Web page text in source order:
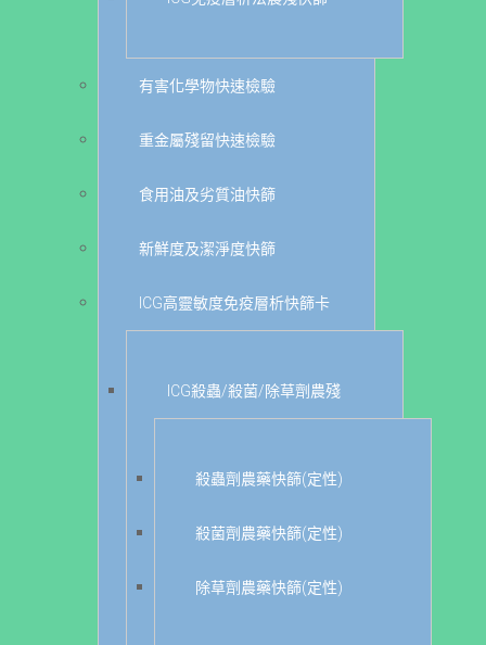
有害化學物快速檢驗
重金屬殘留快速檢驗
食用油及劣質油快篩
新鮮度及潔淨度快篩
ICG高靈敏度免疫層析快篩卡
ICG殺蟲/殺菌/除草劑農殘
殺蟲劑農藥快篩(定性)
殺菌劑農藥快篩(定性)
除草劑農藥快篩(定性)